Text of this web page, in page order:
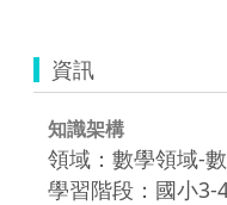
資訊
知識架構
領域：數學領域-
學習階段：國小3-